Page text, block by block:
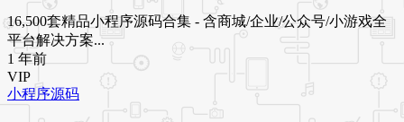
16,500套精品小程序源码合集 - 含商城/企业/公众号/小游戏全
平台解决方案...
1 年前
VIP
小程序源码